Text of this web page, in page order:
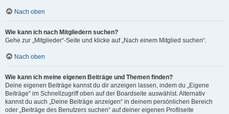
Nach oben
Wie kann ich nach Mitgliedern suchen?
Gehe zur „Mitglieder“-Seite und klicke auf „Nach einem Mitglied suchen“.
Nach oben
Wie kann ich meine eigenen Beiträge und Themen finden?
Deine eigenen Beiträge kannst du dir anzeigen lassen, indem du „Eigene
Beiträge“ im Schnellzugriff oben auf der Boardseite auswählst. Alternativ
kannst du auch „Deine Beiträge anzeigen“ in deinem persönlichen Bereich
oder „Beiträge des Benutzers suchen“ auf deiner eigenen Profilseite